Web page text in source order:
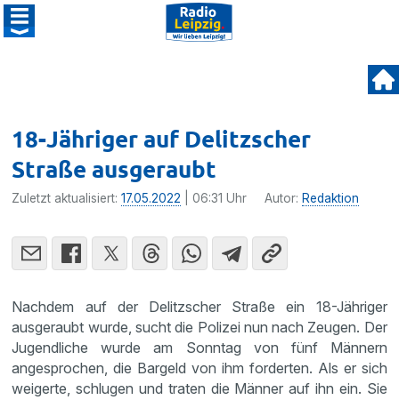
18-Jähriger auf Delitzscher
Straße ausgeraubt
Zuletzt aktualisiert:17.05.2022 | 06:31 Uhr Autor: Redaktion
Nachdem auf der Delitzscher Straße ein 18-Jähriger
ausgeraubt wurde, sucht die Polizei nun nach Zeugen. Der
Jugendliche wurde am Sonntag von fünf Männern
angesprochen, die Bargeld von ihm forderten. Als er sich
weigerte, schlugen und traten die Männer auf ihn ein. Sie